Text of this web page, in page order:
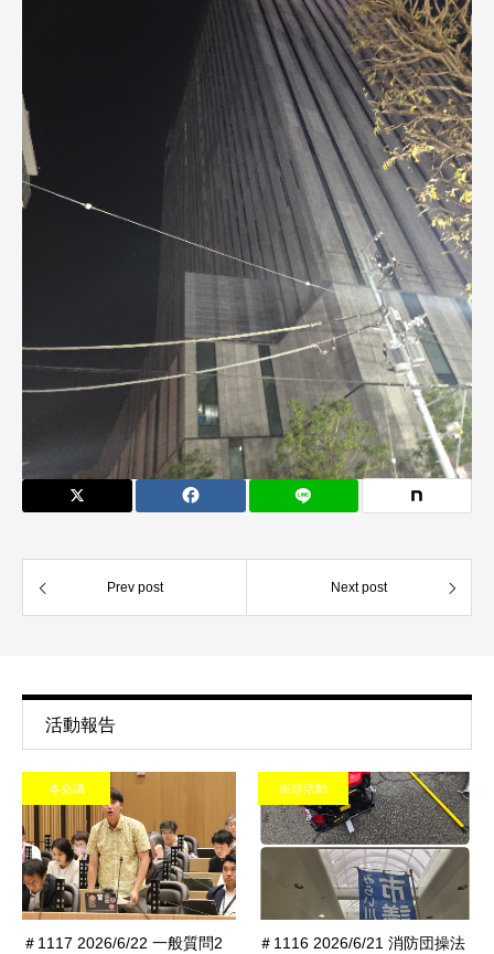
Prev post Next post
活動報告
本会議
＃1117 2026/6/22 一般質問2
街頭活動
＃1116 2026/6/21 消防団操法